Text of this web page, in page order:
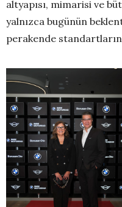
altyapısı, mimarisi ve
yalnızca bugünün
perakende